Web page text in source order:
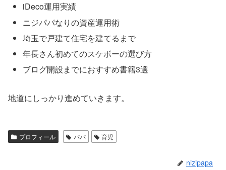
iDeco運用実績
ニジパパなりの資産運用術
埼玉で戸建て住宅を建てるまで
年長さん初めてのスケボーの選び方
ブログ開設までにおすすめ書籍3選
地道にしっかり進めていきます。
プロフィール パパ 育児
nizipapa